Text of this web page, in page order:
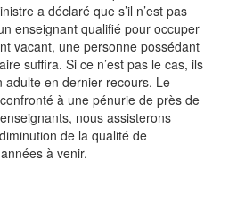
a déclaré que s’il n’est pas
enseignant qualifié pour occuper
vacant, une personne possédant
suffira. Si ce n’est pas le cas, ils
adulte en dernier recours. Le
à une pénurie de près de
nous assisterons
de la qualité de
à venir.